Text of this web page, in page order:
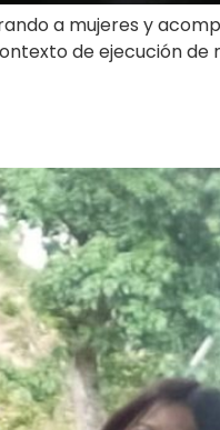
a mujeres y
de ejecución